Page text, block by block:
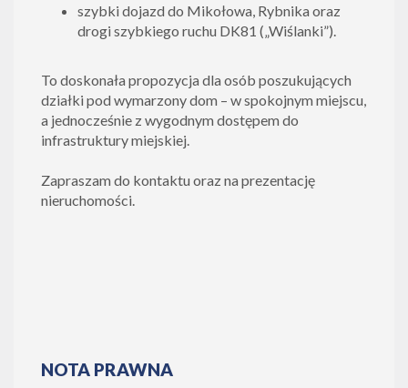
szybki dojazd do Mikołowa, Rybnika oraz
drogi szybkiego ruchu DK81 („Wiślanki”).
To doskonała propozycja dla osób poszukujących
działki pod wymarzony dom – w spokojnym miejscu,
a jednocześnie z wygodnym dostępem do
infrastruktury miejskiej.
Zapraszam do kontaktu oraz na prezentację
nieruchomości.
NOTA PRAWNA